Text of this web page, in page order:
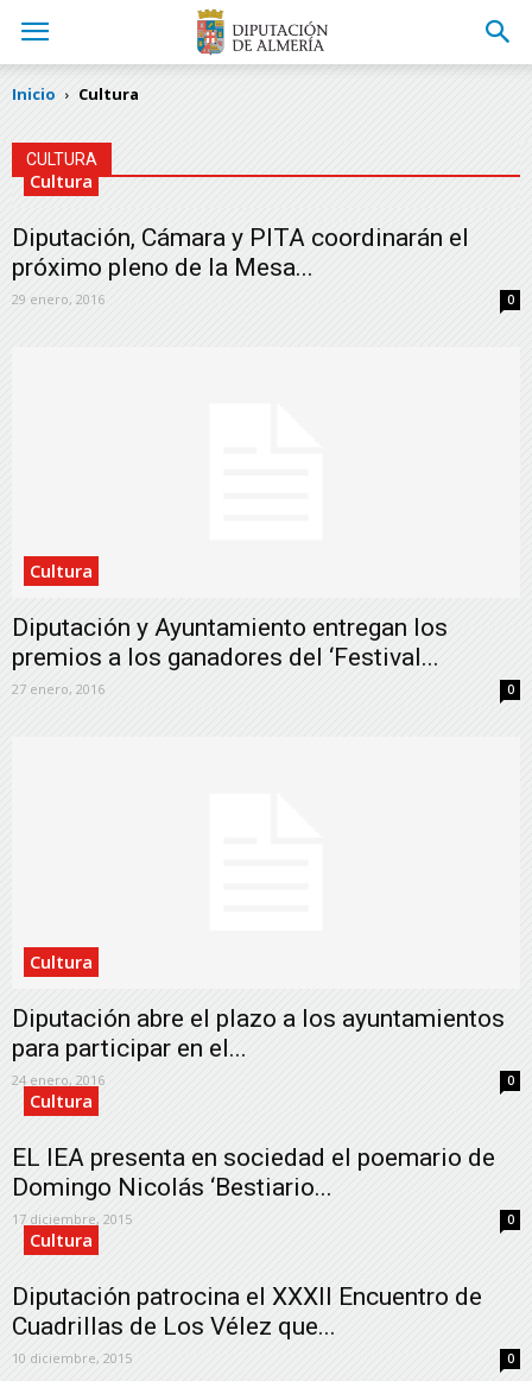
Inicio Cultura
CULTURA
Cultura
Diputación, Cámara y PITA coordinarán el
próximo pleno de la Mesa...
29 enero, 2016 0
Cultura
Diputación y Ayuntamiento entregan los
premios a los ganadores del ‘Festival...
27 enero, 2016 0
Cultura
Diputación abre el plazo a los ayuntamientos
para participar en el...
24 enero, 2016 0
Cultura
EL IEA presenta en sociedad el poemario de
Domingo Nicolás ‘Bestiario...
17 diciembre, 2015 0
Cultura
Diputación patrocina el XXXII Encuentro de
Cuadrillas de Los Vélez que...
10 diciembre, 2015 0